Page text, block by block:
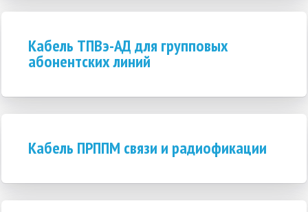
Кабель ТПВэ-АД для групповых
абонентских линий
Кабель ПРППМ связи и радиофикации